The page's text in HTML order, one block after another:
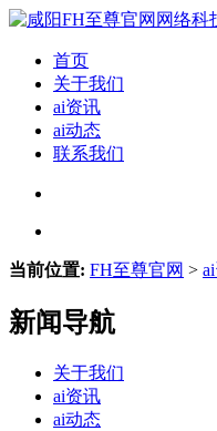
首页
关于我们
ai资讯
ai动态
联系我们
当前位置: FH至尊官网 >
新闻导航
关于我们
ai资讯
ai动态